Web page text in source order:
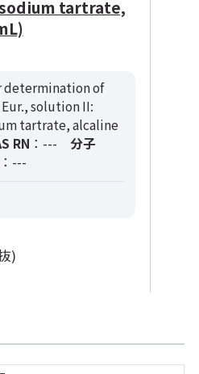
tartrate,
determination of
Eur., solution II:
tartrate, alcaline
RN ：---
分子
：---
)